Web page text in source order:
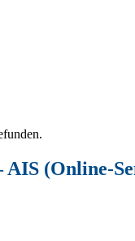
AIS (Online-